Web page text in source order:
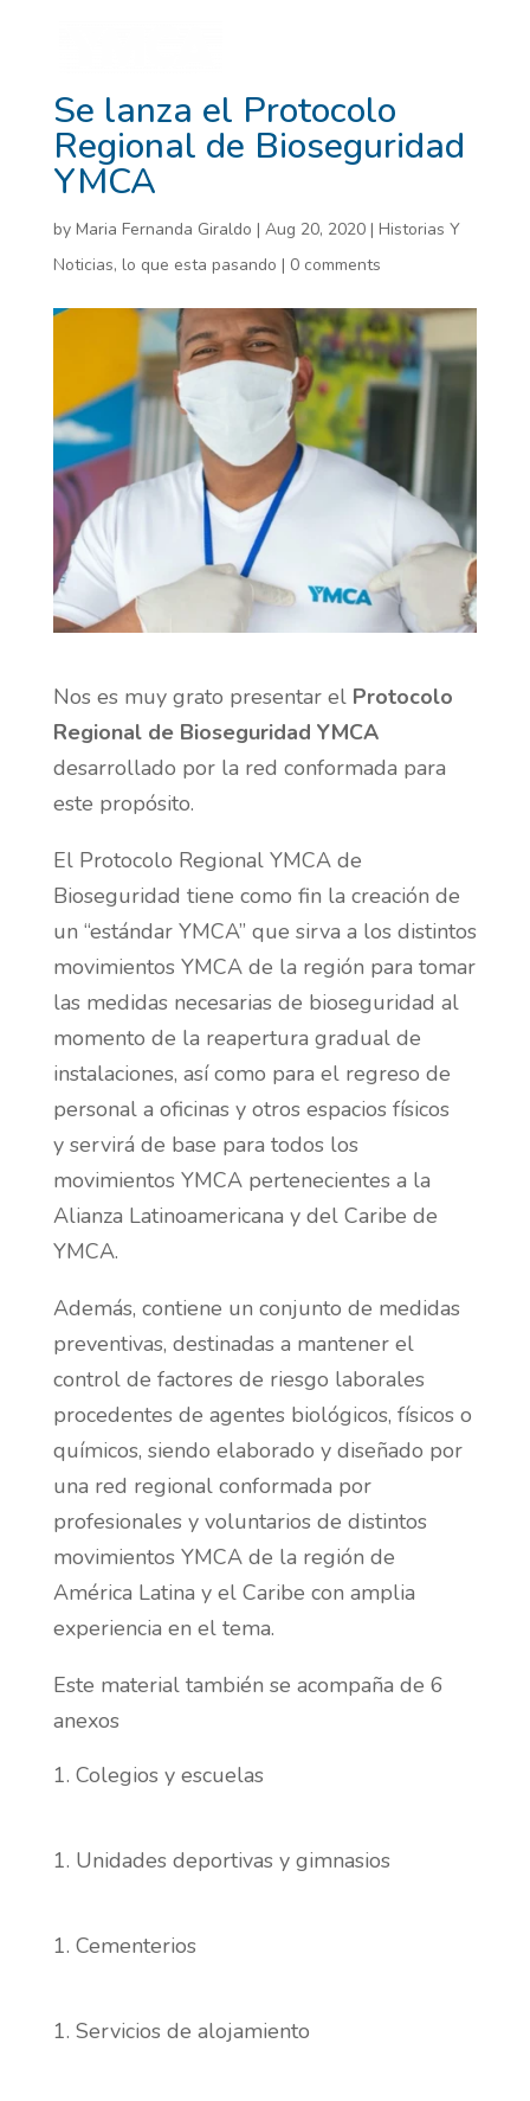
Se lanza el Protocolo
Regional de Bioseguridad
YMCA
by Maria Fernanda Giraldo | Aug 20, 2020| Historias Y
Noticias, lo que esta pasando | 0 comments
Nos es muy grato presentar el Protocolo
Regional de Bioseguridad YMCA
desarrollado por la red conformada para
este propósito.
El Protocolo Regional YMCA de
Bioseguridad tiene como fin la creación de
un “estándar YMCA” que sirva a los distintos
movimientos YMCA de la región para tomar
las medidas necesarias de bioseguridad al
momento de la reapertura gradual de
instalaciones, así como para el regreso de
personal a oficinas y otros espacios físicos
y servirá de base para todos los
movimientos YMCA pertenecientes a la
Alianza Latinoamericana y del Caribe de
YMCA.
Además, contiene un conjunto de medidas
preventivas, destinadas a mantener el
control de factores de riesgo laborales
procedentes de agentes biológicos, físicos o
químicos, siendo elaborado y diseñado por
una red regional conformada por
profesionales y voluntarios de distintos
movimientos YMCA de la región de
América Latina y el Caribe con amplia
experiencia en el tema.
Este material también se acompaña de 6
anexos
Colegios y escuelas
Unidades deportivas y gimnasios
Cementerios
Servicios de alojamiento